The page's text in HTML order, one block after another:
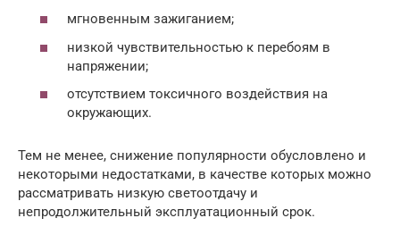
мгновенным зажиганием;
низкой чувствительностью к перебоям в
напряжении;
отсутствием токсичного воздействия на
окружающих.
Тем не менее, снижение популярности обусловлено и
некоторыми недостатками, в качестве которых можно
рассматривать низкую светоотдачу и
непродолжительный эксплуатационный срок.